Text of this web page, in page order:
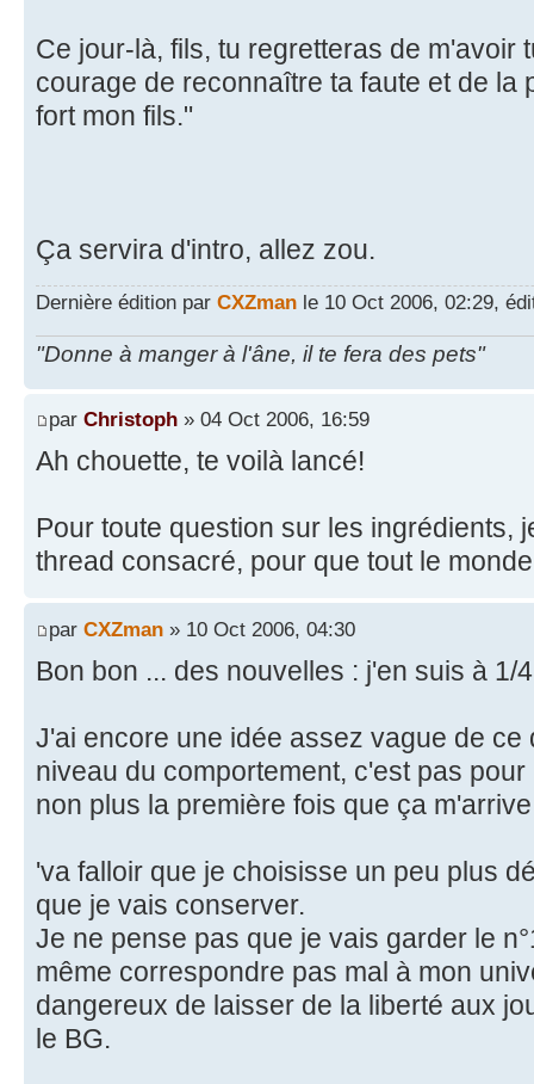
Ce jour-là, fils, tu regretteras de m'avoir
courage de reconnaître ta faute et de la
fort mon fils."
Ça servira d'intro, allez zou.
Dernière édition par CXZman le 10 Oct 2006, 02:29,
"Donne à manger à l'âne, il te fera des pets"
par Christoph » 04 Oct 2006, 16:59
Ah chouette, te voilà lancé!
Pour toute question sur les ingrédients,
thread consacré, pour que tout le
par CXZman » 10 Oct 2006, 04:30
Bon bon ... des nouvelles : j'en suis à 1/
J'ai encore une idée assez vague de ce
niveau du comportement, c'est pas
non plus la première fois que ça
'va falloir que je choisisse un peu plus
que je vais conserver.
Je ne pense pas que je vais garder le
même correspondre pas mal à mon
dangereux de laisser de la liberté aux
le BG.